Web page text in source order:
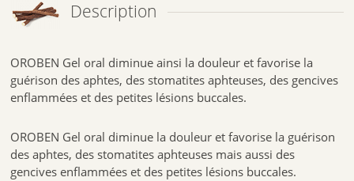
Description
OROBEN Gel oral diminue ainsi la douleur et favorise la
guérison des aphtes, des stomatites aphteuses, des gencives
enflammées et des petites lésions buccales.
OROBEN Gel oral diminue la douleur et favorise la guérison
des aphtes, des stomatites aphteuses mais aussi des
gencives enflammées et des petites lésions buccales.